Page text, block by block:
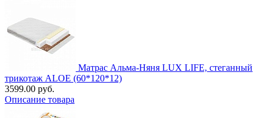
Матрас Альма-Няня LUX LIFE, стеганный
трикотаж ALOE (60*120*12)
3599.00 руб.
Описание товара